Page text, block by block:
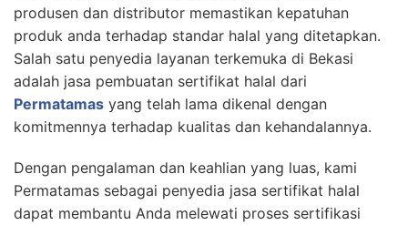
produsen dan distributor memastikan kepatuhan
produk anda terhadap standar halal yang ditetapkan.
Salah satu penyedia layanan terkemuka di Bekasi
adalah jasa pembuatan sertifikat halal dari
Permatamas yang telah lama dikenal dengan
komitmennya terhadap kualitas dan kehandalannya.
Dengan pengalaman dan keahlian yang luas, kami
Permatamas sebagai penyedia jasa sertifikat halal
dapat membantu Anda melewati proses sertifikasi